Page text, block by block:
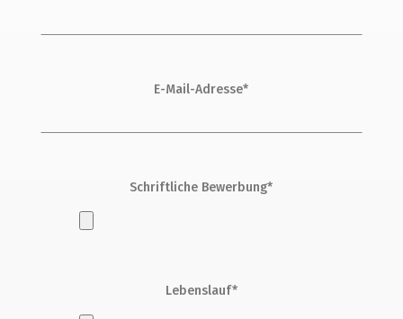
E-Mail-Adresse*
Schriftliche Bewerbung*
Lebenslauf*